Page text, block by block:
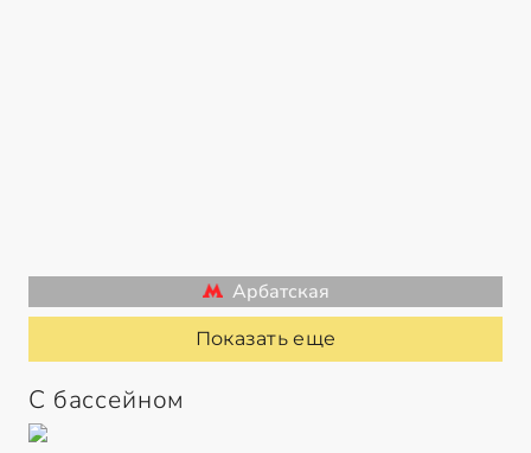
Арбатская
Показать еще
С бассейном